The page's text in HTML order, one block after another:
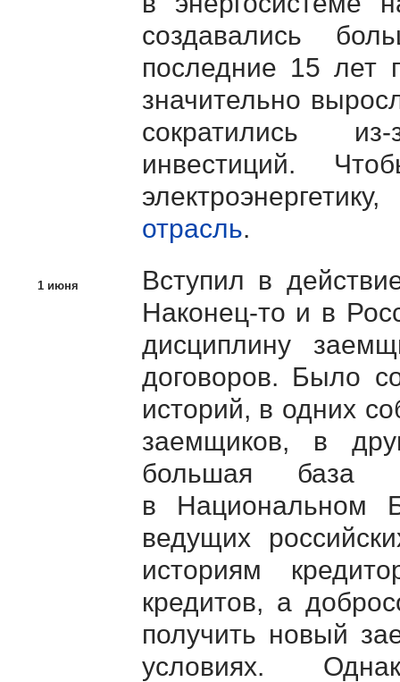
создавались
последние 15 лет
значительно
сократились
инвестиций.
отрасль.
1 июня
Вступил в
Наконец-то и в
дисциплину
договоров. Было
историй, в одних
заемщиков, в
большая база
в Национальном
ведущих
историям
кредитов, а
получить новый
условиях.